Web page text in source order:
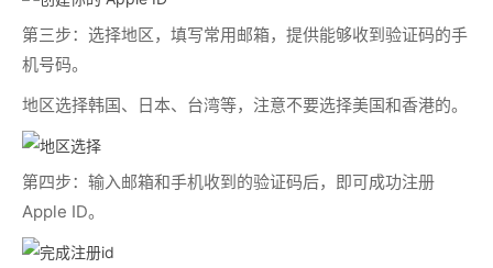
第三步：选择地区，填写常用邮箱，提供能够收到验证码的手
机号码。
地区选择韩国、日本、台湾等，注意不要选择美国和香港的。
第四步：输入邮箱和手机收到的验证码后，即可成功注册
Apple ID。